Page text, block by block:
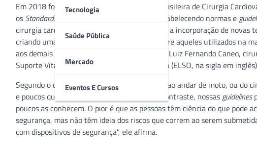
Tecnologia
Saúde Pública
Mercado
Eventos E Cursos
Em 2018 foram publicadas pela Sociedade Brasileira de Cirurgia
os Standards de Circulação Extracorpórea, estabelecendo normas e
cirurgia cardíaca em nosso país. “Infelizmente a incorporação de
criando uma grande distância tecnológica entre aqueles utilizados na
aos demais países ao redor do mundo”, afirma Luiz Fernando Caneo,
Suporte Vital Extracorpóreo Latino Americana (ELSO, na sigla em
Segundo o cirurgião, a utilização de capacete ao andar de moto, ou do
e poucos questionam sua necessidade. “Em contraste, nossasguidelines
poucos as conhecem. O pior é que as pessoas têm ciência do que pode
segurança, mas não têm ideia dos riscos que correm ao serem
com dispositivos de segurança”, ele afirma.